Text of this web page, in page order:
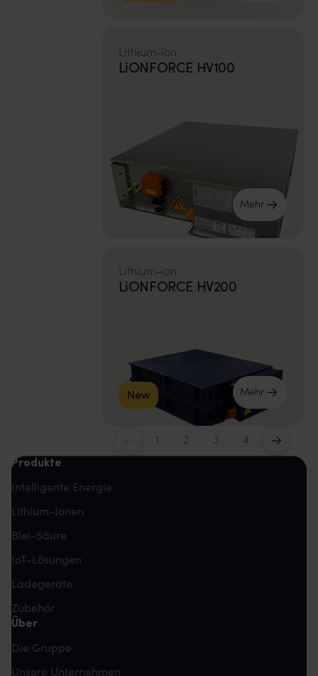
Lithium-ion
LiONFORCE HV100
Mehr
Lithium-ion
LiONFORCE HV200
New Mehr
Vorherige
1 2 3 4 Weiter
Produkte
Intelligente Energie
Lithium-Ionen
Blei-Säure
IoT-Lösungen
Ladegeräte
Zubehör
Über
Die Gruppe
Unsere Unternehmen